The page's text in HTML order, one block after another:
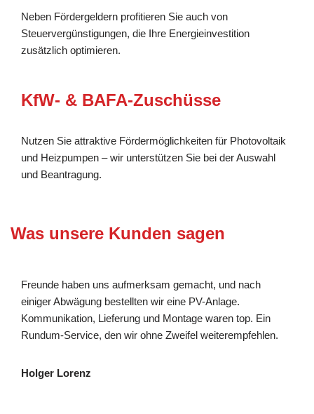
Neben Fördergeldern profitieren Sie auch von
Steuervergünstigungen, die Ihre Energieinvestition
zusätzlich optimieren.
KfW- & BAFA-Zuschüsse
Nutzen Sie attraktive Fördermöglichkeiten für Photovoltaik
und Heizpumpen – wir unterstützen Sie bei der Auswahl
und Beantragung.
Was unsere Kunden sagen
Freunde haben uns aufmerksam gemacht, und nach
einiger Abwägung bestellten wir eine PV-Anlage.
Kommunikation, Lieferung und Montage waren top. Ein
Rundum-Service, den wir ohne Zweifel weiterempfehlen.
Holger Lorenz